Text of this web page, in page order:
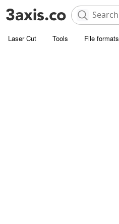
Laser Cut Tools File formats